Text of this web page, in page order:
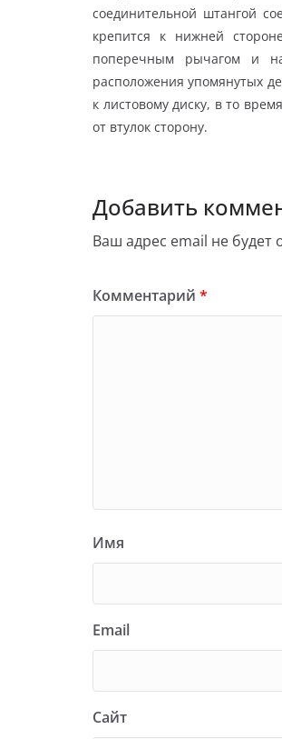
соединительной штангой
крепится к нижней
поперечным рычагом и
расположения упомянутых
к листовому диску, в то
от втулок сторону.
Добавить
Ваш адрес email не будет
Комментарий *
Имя
Email
Сайт